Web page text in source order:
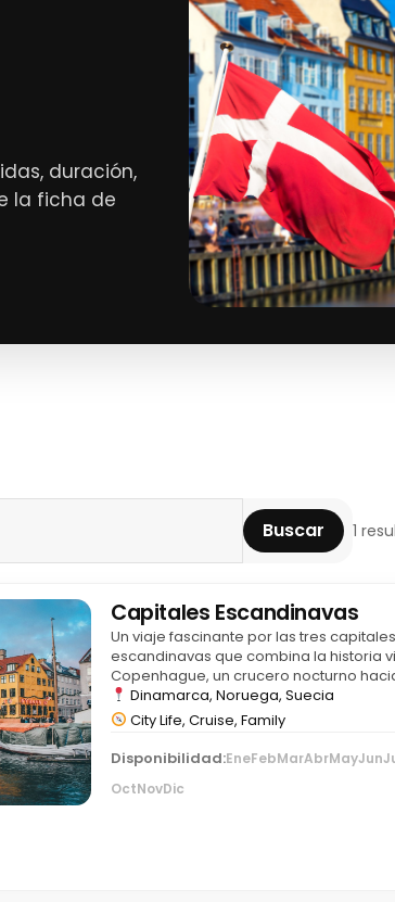
duración,
la ficha de
Buscar 1
Capitales Escandinavas
Un viaje fascinante por las tres capitales
escandinavas que combina la historia
Copenhague, un crucero nocturno
Oslo y la elegancia de Estocolmo
sus icónicos canales…
Dinamarca, Noruega, Suecia
City Life, Cruise, Family
Disponibilidad:EneFebMarAbrMayJun
OctNovDic